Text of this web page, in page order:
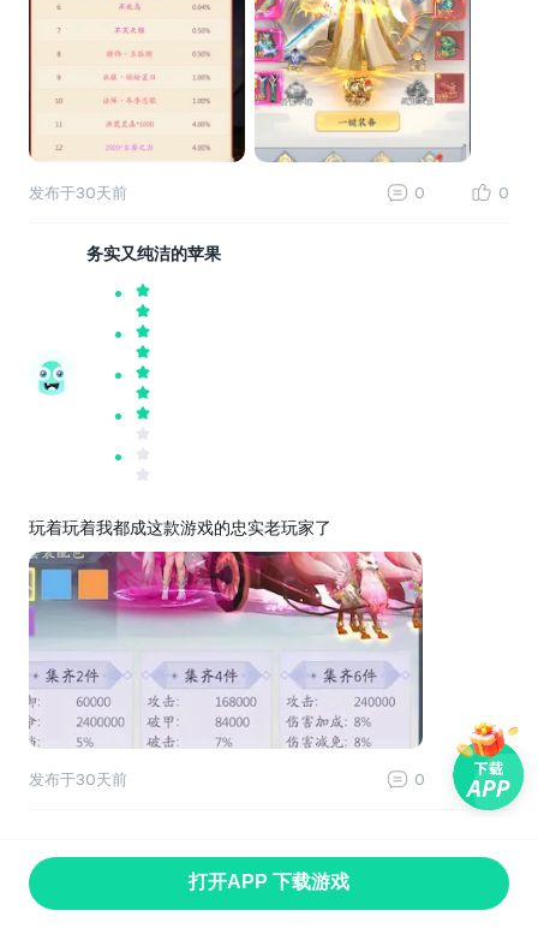
发布于30天前 0 0
务实又纯洁的苹果
玩着玩着我都成这款游戏的忠实老玩家了
发布于30天前 0 0
打开APP 下载游戏